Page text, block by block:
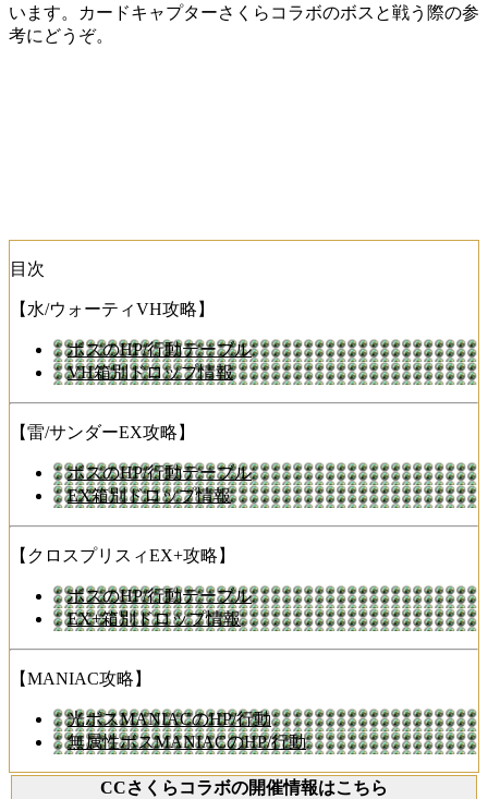
います。カードキャプターさくらコラボのボスと戦う際の参
考にどうぞ。
目次
【水/ウォーティVH攻略】
ボスのHP/行動テーブル
VH箱別ドロップ情報
【雷/サンダーEX攻略】
ボスのHP/行動テーブル
EX箱別ドロップ情報
【クロスプリスィEX+攻略】
ボスのHP/行動テーブル
EX+箱別ドロップ情報
【MANIAC攻略】
光ボスMANIACのHP/行動
無属性ボスMANIACのHP/行動
CCさくらコラボの開催情報はこちら